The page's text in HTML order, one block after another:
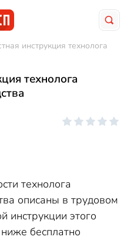
инструкция технолога
технолога
технолога
описаны в трудовом
инструкции этого
бесплатно